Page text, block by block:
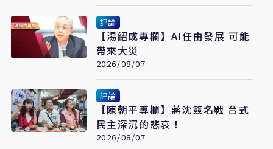
評論
【湯紹成專欄】AI任由發展 可能
帶來大災
2026/08/07
評論
【陳朝平專欄】蔣沈簽名戰 台式
民主深沉的悲哀！
2026/08/07